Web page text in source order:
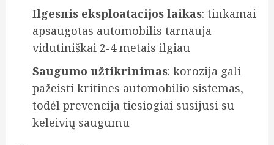
Ilgesnis eksploatacijos laikas: tinkamai
apsaugotas automobilis tarnauja
vidutiniškai 2-4 metais ilgiau
Saugumo užtikrinimas: korozija gali
pažeisti kritines automobilio sistemas,
todėl prevencija tiesiogiai susijusi su
keleivių saugumu